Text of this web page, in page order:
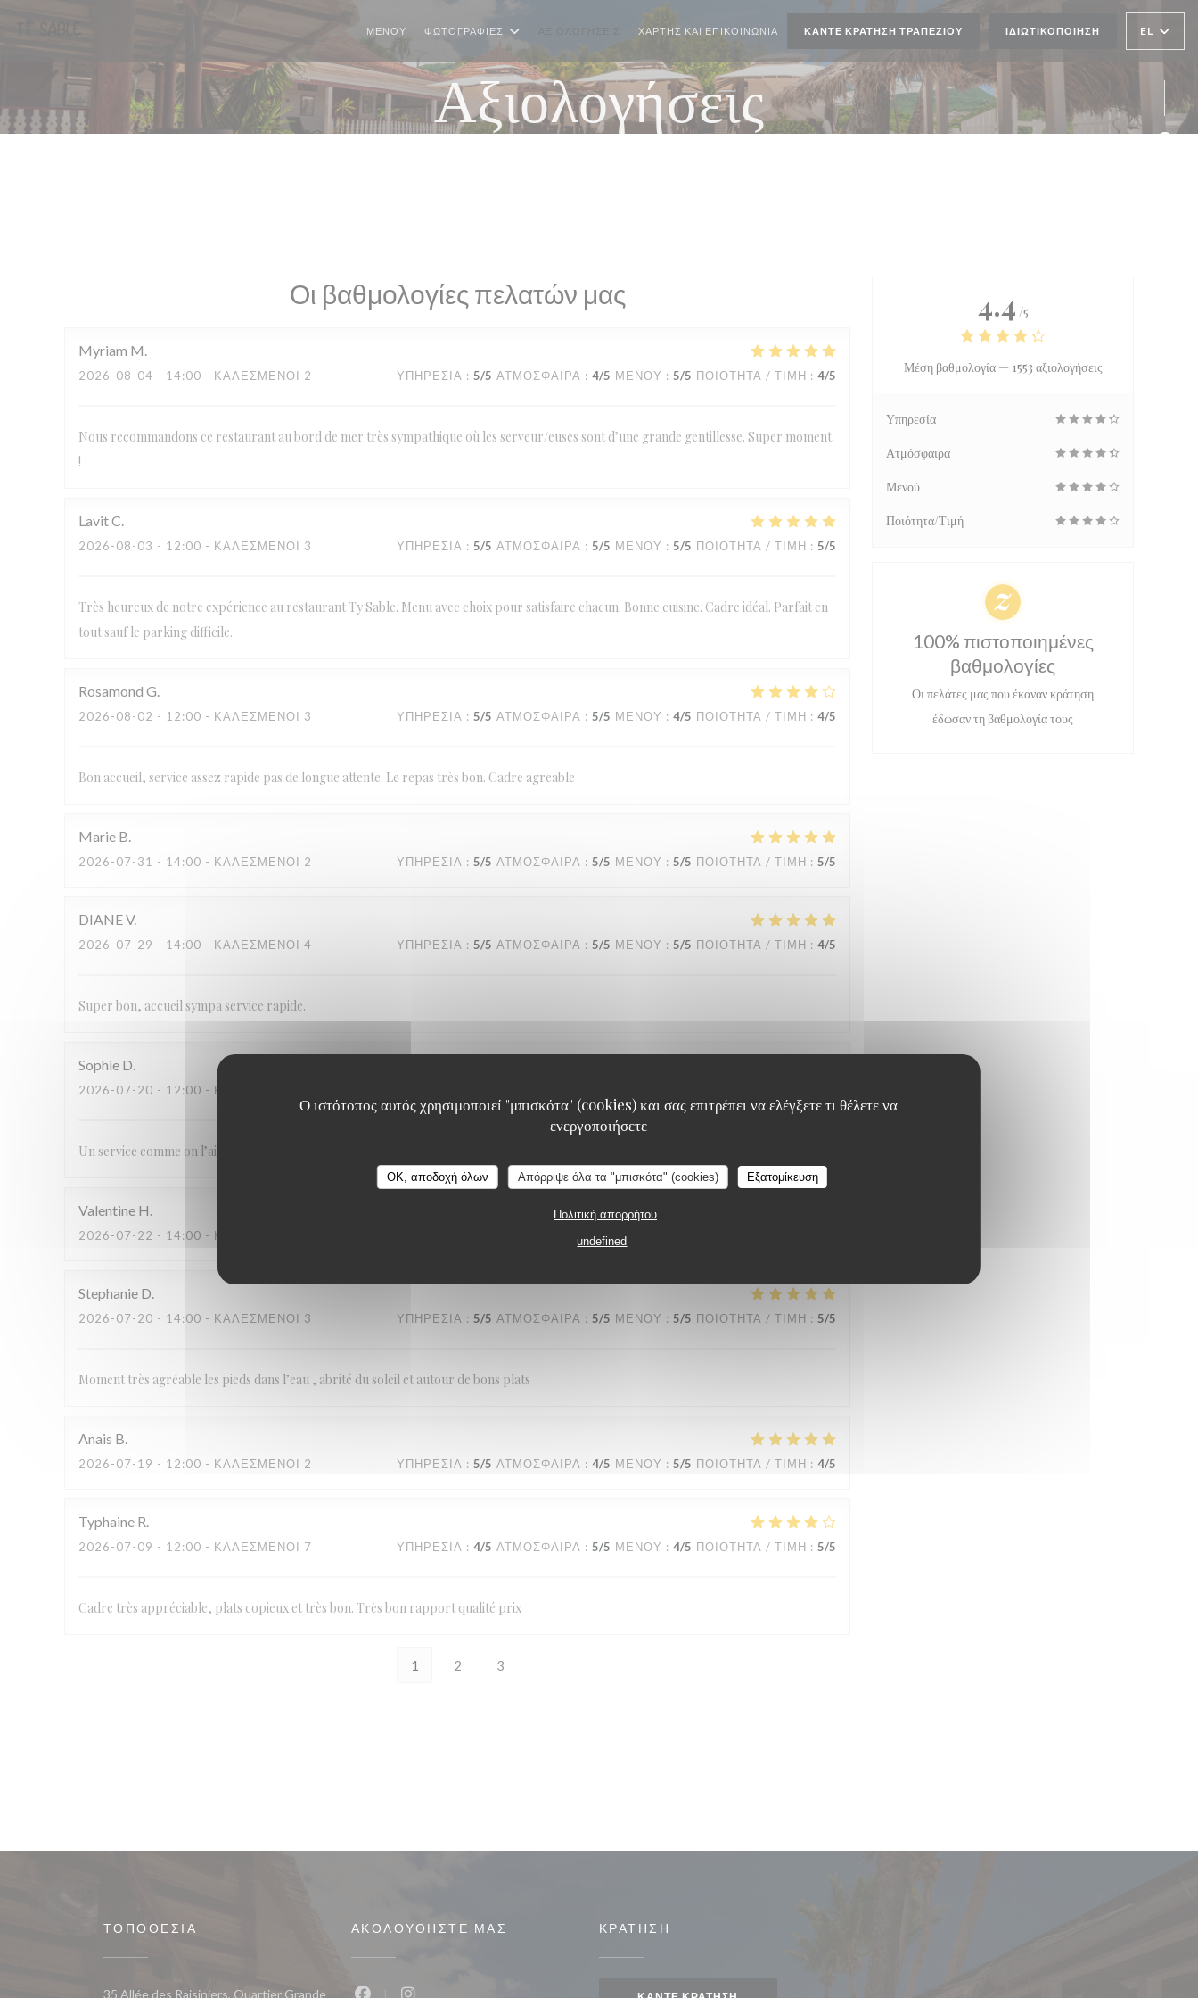
Ο ιστότοπος αυτός χρησιμοποιεί "μπισκότα" (cookies) και σας επιτρέπει να ελέγξετε τι θέλετε να
ενεργοποιήσετε
OK, αποδοχή όλων Απόρριψε όλα τα "μπισκότα" (cookies) Εξατομίκευση
Πολιτική απορρήτου
undefined
ΜΕΝΟΎ ΦΩΤΟΓΡΑΦΊΕΣ ΧΆΡΤΗΣ ΚΑΙ ΕΠΙΚΟΙΝΩΝΊΑ ΚΆΝΤΕ ΚΡΆΤΗΣΗ ΤΡΑΠΕΖΙΟΎ ΙΔΙΩΤΙΚΟΠΟΊΗΣΗ EL
Αξιολογήσεις
Οι βαθμολογίες πελατών μας
Myriam M
2026-08-04 - 14:00 - ΚΑΛΕΣΜΈΝΟΙ 2 ΥΠΗΡΕΣΊΑ : 5/5 ΑΤΜΌΣΦΑΙΡΑ : 4/5 ΜΕΝΟΎ : 5/5 ΠΟΙΌΤΗΤΑ / ΤΙΜΉ : 4/5
Nous recommandons ce restaurant au bord de mer très sympathique où les serveur/euses sont d’une grande gentillesse. Super moment
!
LavitC
2026-08-03 - 12:00 - ΚΑΛΕΣΜΈΝΟΙ 3 ΥΠΗΡΕΣΊΑ : 5/5 ΑΤΜΌΣΦΑΙΡΑ : 5/5 ΜΕΝΟΎ : 5/5 ΠΟΙΌΤΗΤΑ / ΤΙΜΉ : 5/5
Très heureux de notre expérience au restaurant Ty Sable. Menu avec choix pour satisfaire chacun. Bonne cuisine. Cadre idéal. Parfait en
tout sauf le parking difficile.
Rosamond G
2026-08-02 - 12:00 - ΚΑΛΕΣΜΈΝΟΙ 3 ΥΠΗΡΕΣΊΑ : 5/5 ΑΤΜΌΣΦΑΙΡΑ : 5/5 ΜΕΝΟΎ : 4/5 ΠΟΙΌΤΗΤΑ / ΤΙΜΉ : 4/5
Bon accueil, service assez rapide pas de longue attente. Le repas très bon. Cadre agreable
Marie B
2026-07-31 - 14:00 - ΚΑΛΕΣΜΈΝΟΙ 2 ΥΠΗΡΕΣΊΑ : 5/5 ΑΤΜΌΣΦΑΙΡΑ : 5/5 ΜΕΝΟΎ : 5/5 ΠΟΙΌΤΗΤΑ / ΤΙΜΉ : 5/5
DIANEV
2026-07-29 - 14:00 - ΚΑΛΕΣΜΈΝΟΙ 4 ΥΠΗΡΕΣΊΑ : 5/5 ΑΤΜΌΣΦΑΙΡΑ : 5/5 ΜΕΝΟΎ : 5/5 ΠΟΙΌΤΗΤΑ / ΤΙΜΉ : 4/5
Super bon, accueil sympa service rapide.
Sophie D
2026-07-20 - 12:00 - ΚΑΛΕΣΜΈΝΟΙ 2
Un service comme on l’aime: simple , attentionné et avec le sourire. Des plats savoureux et une vue magnifique. Un déjeuner magique….
Valentine H
2026-07-22 - 14:00 - ΚΑΛΕΣΜΈΝΟΙ 6 5 /5 ΜΕΝΟΎ
Stephanie D
2026-07-20 - 14:00 - ΚΑΛΕΣΜΈΝΟΙ 3 ΥΠΗΡΕΣΊΑ : 5/5 ΑΤΜΌΣΦΑΙΡΑ : 5/5 ΜΕΝΟΎ : 5/5 ΠΟΙΌΤΗΤΑ / ΤΙΜΉ : 5/5
Moment très agréable les pieds dans l’eau , abrité du soleil et autour de bons plats
Anais B
2026-07-19 - 12:00 - ΚΑΛΕΣΜΈΝΟΙ 2 ΥΠΗΡΕΣΊΑ : 5/5 ΑΤΜΌΣΦΑΙΡΑ : 4/5 ΜΕΝΟΎ : 5/5 ΠΟΙΌΤΗΤΑ / ΤΙΜΉ : 4/5
Typhaine R
2026-07-09 - 12:00 - ΚΑΛΕΣΜΈΝΟΙ 7 ΥΠΗΡΕΣΊΑ : 4/5 ΑΤΜΌΣΦΑΙΡΑ : 5/5 ΜΕΝΟΎ : 4/5 ΠΟΙΌΤΗΤΑ / ΤΙΜΉ : 5/5
Cadre très appréciable, plats copieux et très bon. Très bon rapport qualité prix
1 2 3
4.4 /5
Μέση βαθμολογία — 1553 αξιολογήσεις
Υπηρεσία
Ατμόσφαιρα
Μενού
Ποιότητα/Τιμή
100% πιστοποιημένες
βαθμολογίες
Οι πελάτες μας που έκαναν κράτηση
έδωσαν τη βαθμολογία τους
ΤΟΠΟΘΕΣΊΑ
35 Allée des Raisiniers, Quartier Grande
ΑΚΟΛΟΥΘΉΣΤΕ ΜΑΣ ΚΡΆΤΗΣΗ